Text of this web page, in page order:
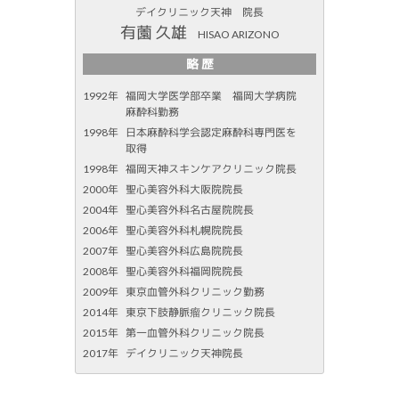
デイクリニック天神 院長
有薗 久雄 HISAO ARIZONO
略 歴
1992年 福岡大学医学部卒業 福岡大学病院
麻酔科勤務
1998年
日本麻酔科学会認定麻酔科専門医を
取得
1998年 福岡天神スキンケアクリニック院長
2000年 聖心美容外科大阪院院長
2004年 聖心美容外科名古屋院院長
2006年 聖心美容外科札幌院院長
2007年 聖心美容外科広島院院長
2008年 聖心美容外科福岡院院長
2009年 東京血管外科クリニック勤務
2014年 東京下肢静脈瘤クリニック院長
2015年 第一血管外科クリニック院長
2017年 デイクリニック天神院長